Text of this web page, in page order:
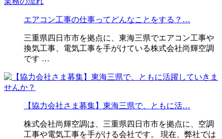
エアコン工事の仕事ってどんなことをする？…
三重県四日市市を拠点に、東海三県でエアコン工事や
換気工事、電気工事を手がけている株式会社尚輝空調
です …
【協力会社さま募集】東海三県で、ともに活…
株式会社尚輝空調は、三重県四日市市を拠点に、空調
工事や電気工事を手がける会社です。 現在、弊社では